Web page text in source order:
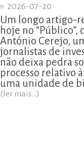
» 2026-07-20
Um longo artigo-
hoje no “Público”,
António Cerejo,
jornalistas de
não deixa pedra
processo relativo
uma unidade de
(ler mais...)